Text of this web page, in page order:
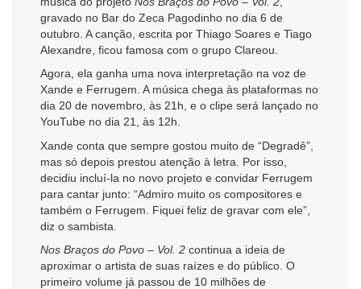
gravado no Bar do Zeca Pagodinho no dia 6 de
outubro. A canção, escrita por Thiago Soares e Tiago
Alexandre, ficou famosa com o grupo Clareou.
Agora, ela ganha uma nova interpretação na voz de
Xande e Ferrugem. A música chega às plataformas no
dia 20 de novembro, às 21h, e o clipe será lançado no
YouTube no dia 21, às 12h.
Xande conta que sempre gostou muito de “Degradê”,
mas só depois prestou atenção à letra. Por isso,
decidiu incluí-la no novo projeto e convidar Ferrugem
para cantar junto: “Admiro muito os compositores e
também o Ferrugem. Fiquei feliz de gravar com ele”,
diz o sambista.
Nos Braços do Povo – Vol. 2 continua a ideia de
aproximar o artista de suas raízes e do público. O
primeiro volume já passou de 10 milhões de